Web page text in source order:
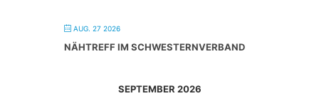
AUG. 27 2026
NÄHTREFF IM SCHWESTERNVERBAND
SEPTEMBER 2026